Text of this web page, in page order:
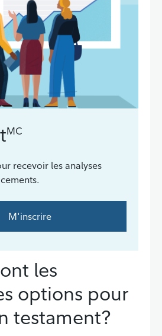
MC
recevoir les analyses
M'inscrire
les
options pour
testament?